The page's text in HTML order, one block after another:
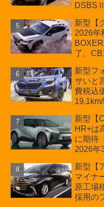
新型【
2026年
了、
新型フ
サいと
費税込
カーオ
も残る
新型【
HR+は
に期待
2026年
新型【
マイナ
原工場
採用の